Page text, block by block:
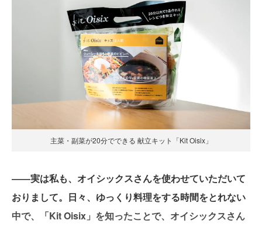
主菜・副菜が20分でできる 献立キット「Kit Oisix」
――実は私も、オイシックスさんを使わせていただいて
おりまして。日々、ゆっくり料理をする時間をとれない
中で、「Kit Oisix」を知ったことで、オイシックスさん